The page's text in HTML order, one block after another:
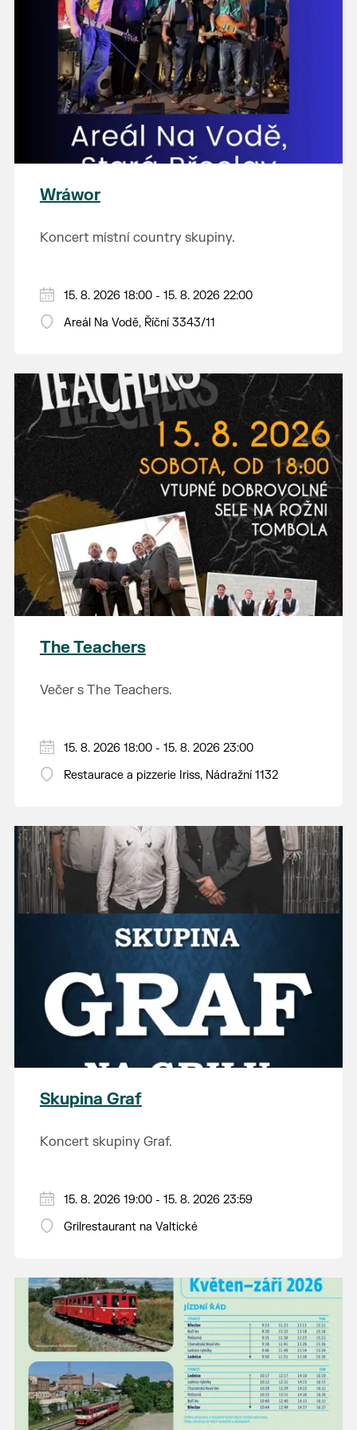
Wráwor
Koncert místní country skupiny.
15. 8. 2026 18:00 - 15. 8. 2026 22:00
Areál Na Vodě, Říční 3343/11
The Teachers
Večer s The Teachers.
15. 8. 2026 18:00 - 15. 8. 2026 23:00
Restaurace a pizzerie Iriss, Nádražní 1132
Skupina Graf
Koncert skupiny Graf.
15. 8. 2026 19:00 - 15. 8. 2026 23:59
Grilrestaurant na Valtické